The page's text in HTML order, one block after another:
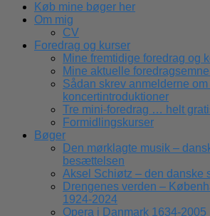
Køb mine bøger her
Om mig
CV
Foredrag og kurser
Mine fremtidige foredrag og
Mine aktuelle
Sådan skrev anmelderne
koncertintroduktioner
Tre mini-foredrag … helt
Formidlingskurser
Bøger
Den mørklagte musik –
besættelsen
Aksel Schiøtz – den danske
Drengenes verden –
1924-2024
Opera i Danmark 1634-2005